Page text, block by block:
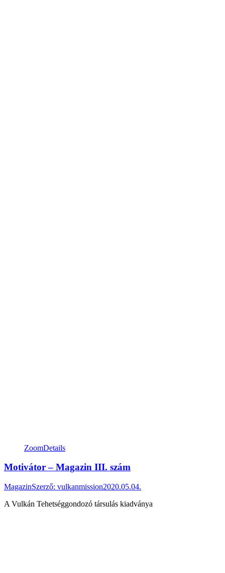
ZoomDetails
Motivátor – Magazin III. szám
MagazinSzerző: vulkanmission2020.05.04.
A Vulkán Tehetséggondozó társulás kiadványa